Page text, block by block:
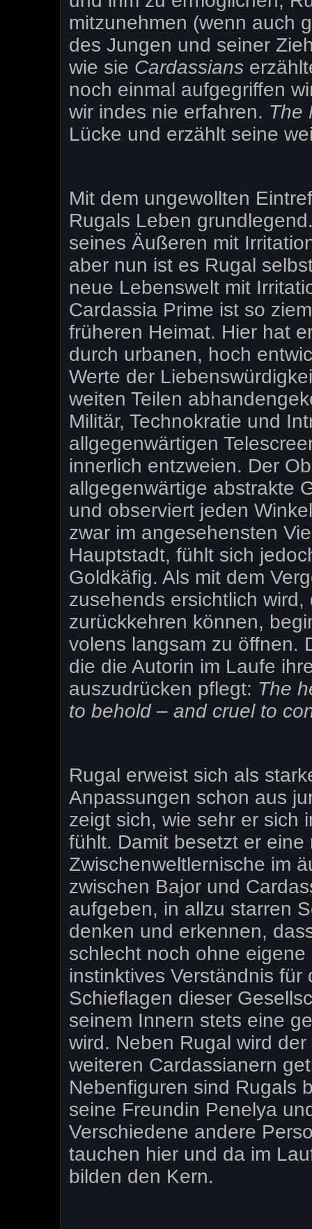
mitzunehmen (wenn auch
des Jungen und seiner
wie sie Cardassians
noch einmal aufgegriffen
wir indes nie erfahren. The
Lücke und erzählt seine
Mit dem ungewollten
Rugals Leben
seines Äußeren mit
aber nun ist es Rugal
neue Lebenswelt mit
Cardassia Prime ist so
früheren Heimat. Hier hat
durch urbanen, hoch
Werte der
weiten Teilen
Militär, Technokratie und
allgegenwärtigen
innerlich entzweien. Der
allgegenwärtige abstrakte
und observiert jeden
zwar im angesehensten
Hauptstadt, fühlt sich
Goldkäfig. Als mit dem
zusehends ersichtlich
zurückkehren können,
volens langsam zu öffnen.
die die Autorin im Laufe
auszudrücken pflegt: The
to behold – and cruel to
Rugal erweist sich als
Anpassungen schon aus
zeigt sich, wie sehr er sich
fühlt. Damit besetzt er
Zwischenweltlernische im
zwischen Bajor und
aufgeben, in allzu starren
denken und erkennen,
schlecht noch ohne
instinktives Verständnis
Schieflagen dieser
seinem Innern stets eine
wird. Neben Rugal wird
weiteren Cardassianern
Nebenfiguren sind Rugals
seine Freundin Penelya
Verschiedene andere
tauchen hier und da im
bilden den Kern.